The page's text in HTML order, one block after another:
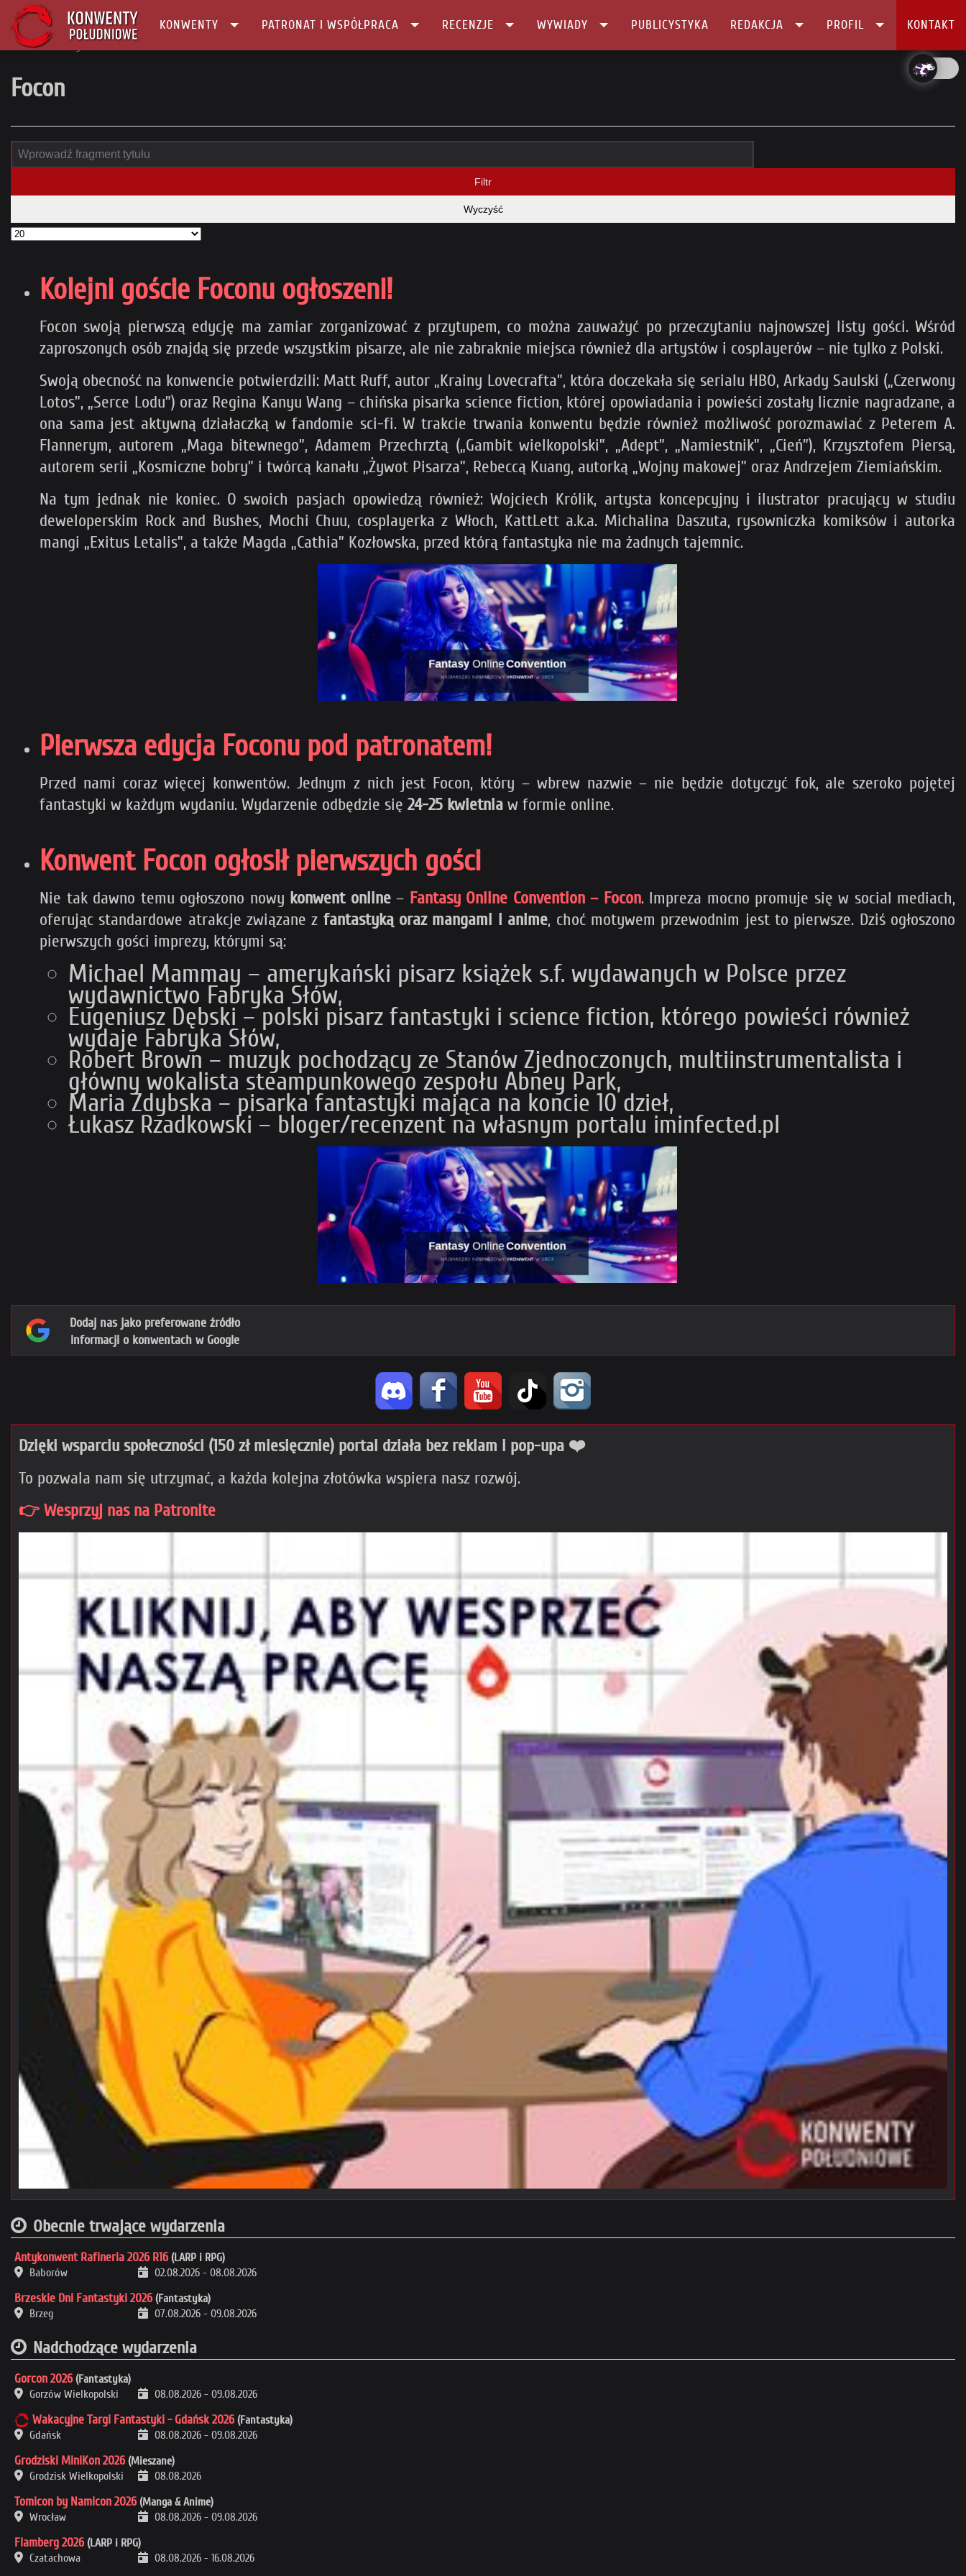
KONWENTY PATRONAT I WSPÓŁPRACA RECENZJE WYWIADY PUBLICYSTYKA REDAKCJA PROFIL KONTAKT
Główna
Focon
Filtr
Wyczyść
Kolejni goście Foconu ogłoszeni!
Focon swoją pierwszą edycję ma zamiar zorganizować z przytupem, co można zauważyć po przeczytaniu najnowszej listy gości. Wśród
zaproszonych osób znajdą się przede wszystkim pisarze, ale nie zabraknie miejsca również dla artystów i cosplayerów – nie tylko z Polski.
Swoją obecność na konwencie potwierdzili: Matt Ruff, autor „Krainy Lovecrafta”, która doczekała się serialu HBO, Arkady Saulski („Czerwony
Lotos”, „Serce Lodu”) oraz Regina Kanyu Wang – chińska pisarka science fiction, której opowiadania i powieści zostały licznie nagradzane, a
ona sama jest aktywną działaczką w fandomie sci-fi. W trakcie trwania konwentu będzie również możliwość porozmawiać z Peterem A.
Flannerym, autorem „Maga bitewnego”, Adamem Przechrztą („Gambit wielkopolski”, „Adept”, „Namiestnik”, „Cień”), Krzysztofem Piersą,
autorem serii „Kosmiczne bobry” i twórcą kanału „Żywot Pisarza”, Rebeccą Kuang, autorką „Wojny makowej” oraz Andrzejem Ziemiańskim.
Na tym jednak nie koniec. O swoich pasjach opowiedzą również: Wojciech Królik, artysta koncepcyjny i ilustrator pracujący w studiu
deweloperskim Rock and Bushes, Mochi Chuu, cosplayerka z Włoch, KattLett a.k.a. Michalina Daszuta, rysowniczka komiksów i autorka
mangi „Exitus Letalis”, a także Magda „Cathia” Kozłowska, przed którą fantastyka nie ma żadnych tajemnic.
Pierwsza edycja Foconu pod patronatem!
Przed nami coraz więcej konwentów. Jednym z nich jest Focon, który – wbrew nazwie – nie będzie dotyczyć fok, ale szeroko pojętej
fantastyki w każdym wydaniu. Wydarzenie odbędzie się 24-25 kwietnia w formie online.
Konwent Focon ogłosił pierwszych gości
Nie tak dawno temu ogłoszono nowy konwent online– Fantasy Online Convention – Focon. Impreza mocno promuje się w social mediach,
oferując standardowe atrakcje związane z fantastyką oraz mangami i anime, choć motywem przewodnim jest to pierwsze. Dziś ogłoszono
pierwszych gości imprezy, którymi są:
Michael Mammay – amerykański pisarz książek s.f. wydawanych w Polsce przez
wydawnictwo Fabryka Słów,
Eugeniusz Dębski – polski pisarz fantastyki i science fiction, którego powieści również
wydaje Fabryka Słów,
Robert Brown – muzyk pochodzący ze Stanów Zjednoczonych, multiinstrumentalista i
główny wokalista steampunkowego zespołu Abney Park,
Maria Zdybska – pisarka fantastyki mająca na koncie 10 dzieł,
Łukasz Rzadkowski – bloger/recenzent na własnym portalu iminfected.pl
Dodaj nas jako preferowane źródło
informacji o konwentach w Google
Dzięki wsparciu społeczności (150 zł miesięcznie) portal działa bez reklam i pop-upa ❤️
To pozwala nam się utrzymać, a każda kolejna złotówka wspiera nasz rozwój.
👉 Wesprzyj nas na Patronite
Obecnie trwające wydarzenia
Antykonwent Rafineria 2026 R16 (LARP i RPG)
Baborów
02.08.2026 - 08.08.2026
Brzeskie Dni Fantastyki 2026 (Fantastyka)
Brzeg
07.08.2026 - 09.08.2026
Nadchodzące wydarzenia
Gorcon 2026 (Fantastyka)
Gorzów Wielkopolski
08.08.2026 - 09.08.2026
Wakacyjne Targi Fantastyki - Gdańsk 2026 (Fantastyka)
Gdańsk
08.08.2026 - 09.08.2026
Grodziski MiniKon 2026 (Mieszane)
Grodzisk Wielkopolski
08.08.2026
Tomicon by Namicon 2026 (Manga & Anime)
Wrocław
08.08.2026 - 09.08.2026
Flamberg 2026 (LARP i RPG)
Czatachowa
08.08.2026 - 16.08.2026